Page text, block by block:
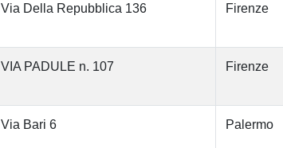
Via Della Repubblica 136 Firenze
VIA PADULE n. 107 Firenze
Via Bari 6 Palermo